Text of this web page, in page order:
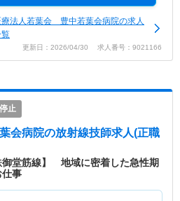
療法人若葉会 豊中若葉会病院の求人
更新日：2026/04/30 求人番号：9021166
止
会病院の放射線技師求人(正職
御堂筋線】 地域に密着した急性期
仕事